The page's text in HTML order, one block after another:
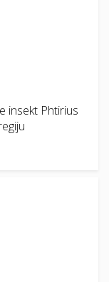
insekt Phtirius